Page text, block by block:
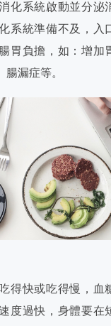
化系統啟動並分泌
系統準備不及，入
胃負擔，如：增加
漏症等。
得快或吃得慢，血
度過快，身體要在